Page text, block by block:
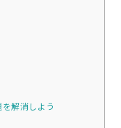
解消しよう